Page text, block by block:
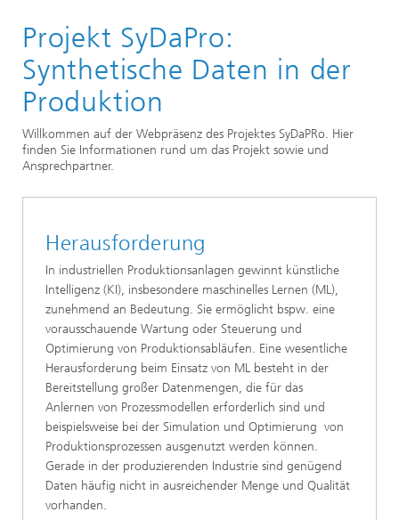
Maschinelles Lernen
Forschungsthemen und Projekte
Projekt SyDaPro:
Synthetische Daten in der
Produktion
Willkommen auf der Webpräsenz des Projektes SyDaPRo. Hier
finden Sie Informationen rund um das Projekt sowie und
Ansprechpartner.
Herausforderung
In industriellen Produktionsanlagen gewinnt künstliche
Intelligenz (KI), insbesondere maschinelles Lernen (ML),
zunehmend an Bedeutung. Sie ermöglicht bspw. eine
vorausschauende Wartung oder Steuerung und
Optimierung von Produktionsabläufen. Eine wesentliche
Herausforderung beim Einsatz von ML besteht in der
Bereitstellung großer Datenmengen, die für das
Anlernen von Prozessmodellen erforderlich sind und
beispielsweise bei der Simulation und Optimierung von
Produktionsprozessen ausgenutzt werden können.
Gerade in der produzierenden Industrie sind genügend
Daten häufig nicht in ausreichender Menge und Qualität
vorhanden.